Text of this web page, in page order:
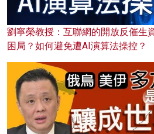
劉寧榮教授：互聯網的開放反催生
困局？如何避免遭AI演算法操控？